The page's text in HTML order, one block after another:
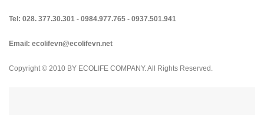
Tel: 028. 377.30.301 - 0984.977.765 - 0937.501.941
Email: ecolifevn@ecolifevn.net
Copyright © 2010 BY ECOLIFE COMPANY. All Rights Reserved.